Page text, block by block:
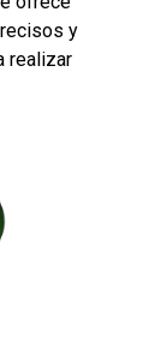
y
realizar